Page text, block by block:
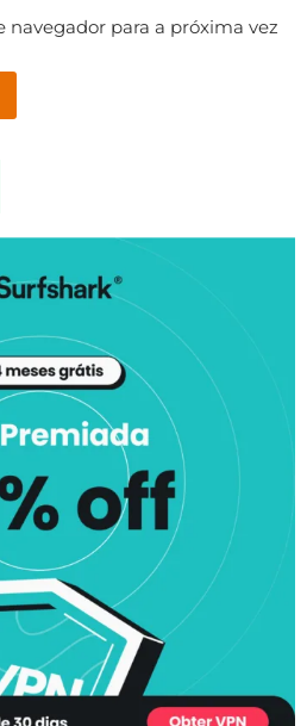
navegador para a próxima vez